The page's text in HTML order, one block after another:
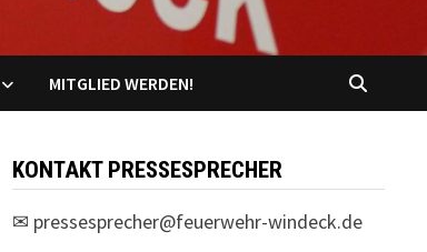
MITGLIED WERDEN!
KONTAKT PRESSESPRECHER
✉ pressesprecher@feuerwehr-windeck.de